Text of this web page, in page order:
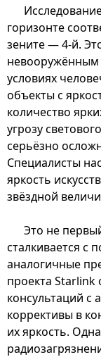
горизонте
зените — 4-й.
невооружённым
условиях
объекты с
количество
угрозу
серьёзно
Специалисты
яркость
звёздной
Это не
сталкивается
аналогичные
проекта Starlink
консультаций с
коррективы в
их яркость.